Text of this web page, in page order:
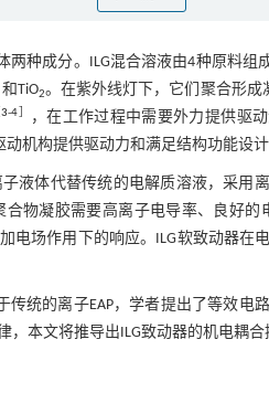
种成分。ILG混合溶液由4种原料组
TiO2。在紫外线灯下，它们聚合形成
3-4
，在工作过程中需要外力提供驱
机构提供驱动力和满足结构功能设计
液体代替传统的电解质溶液，采用
物凝胶需要高离子电导率、良好
电场作用下的响应。ILG软致动器在
传统的离子EAP，学者提出了等效电
本文将推导出ILG致动器的机电耦合